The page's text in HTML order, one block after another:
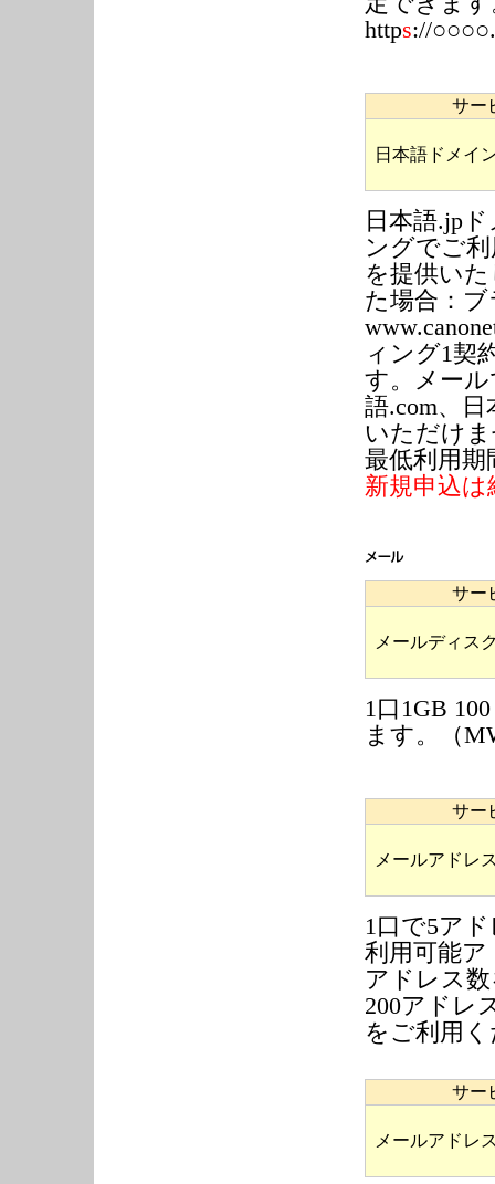
https://
サー
日本語ドメイ
日本語.jp
ングでご
を提供い
た場合：
ィング1契
す。メー
語.com、
いただけ
最低利用期
新規申込
サー
メールディス
1口1GB
ます。（
サー
メールアドレ
1口で5ア
利用可能
アドレス
200アドレ
をご利用
サー
メールアドレ